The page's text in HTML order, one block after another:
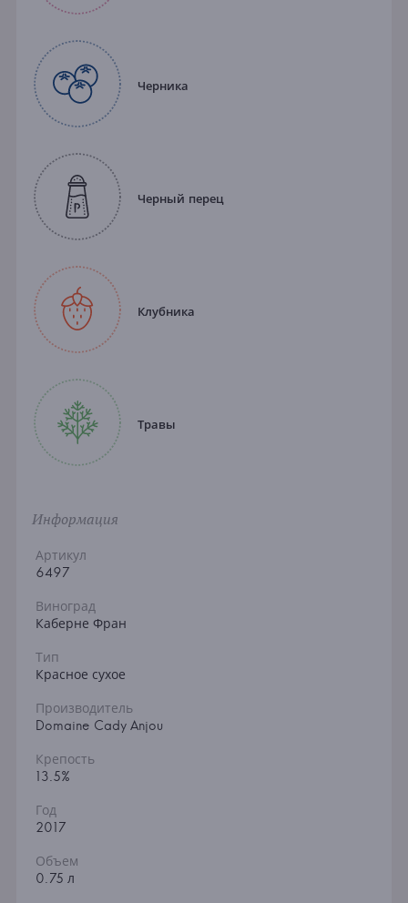
Черника
Черный перец
Клубника
Травы
Информация
Артикул
6497
Виноград
Каберне Фран
Тип
Красное сухое
Производитель
Domaine Cady Anjou
Крепость
13.5%
Год
2017
Объем
0.75 л